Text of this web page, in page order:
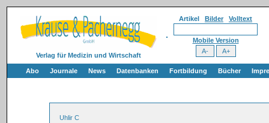
Verlag für Medizin und Wirtschaft
Artikel Bilder Volltext
Mobile Version
Abo Journale News Datenbanken Fortbildung Bücher
Uhlir C